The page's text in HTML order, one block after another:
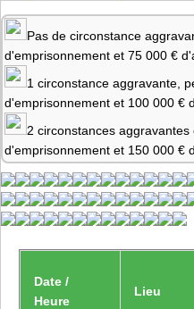
Pas de circonstance
d'emprisonnement et 75 000 €
1 circonstance aggravante,
d'emprisonnement et 100 000 €
2 circonstances
d'emprisonnement et 150 000 €
Date /
Heure
Lieu